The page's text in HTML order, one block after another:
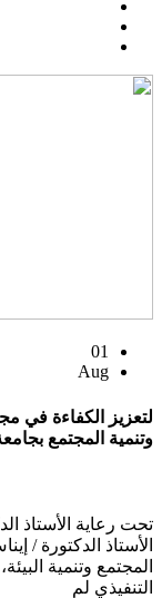
01
Aug
لتعزيز الكفاءة في
وتنمية المجتمع
الأستاذ الدكتورة /
المجتمع وتنمية
التنفيذي لم